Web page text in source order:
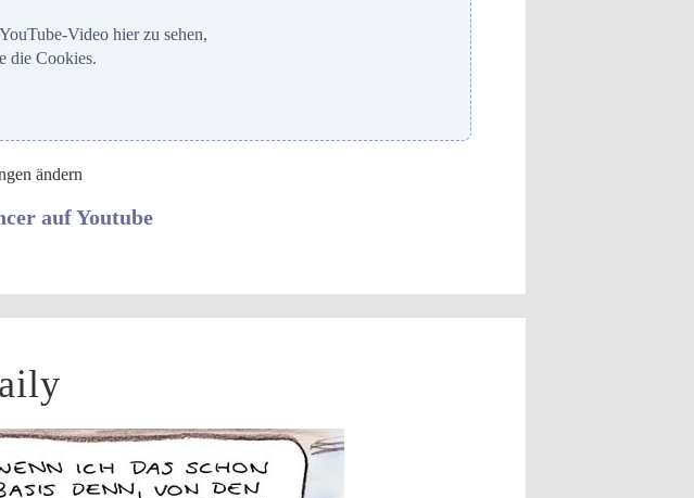
Video hier zu sehen,
die Cookies.
ändern
auf Youtube